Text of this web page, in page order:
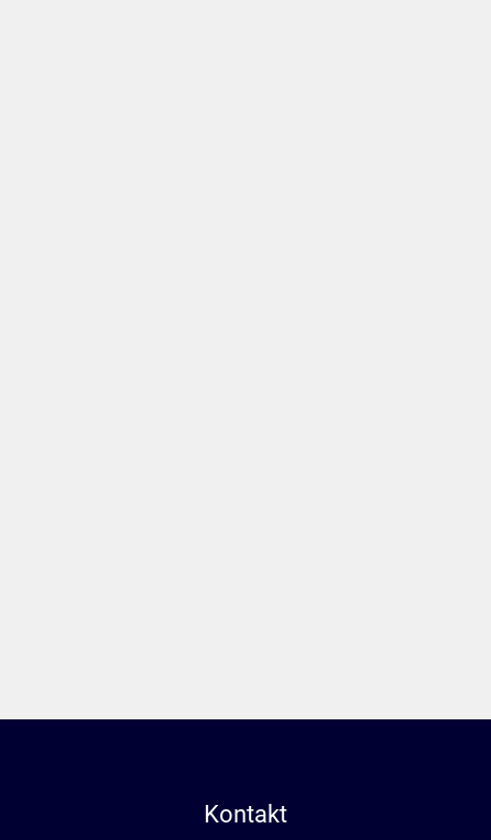
Kontakt